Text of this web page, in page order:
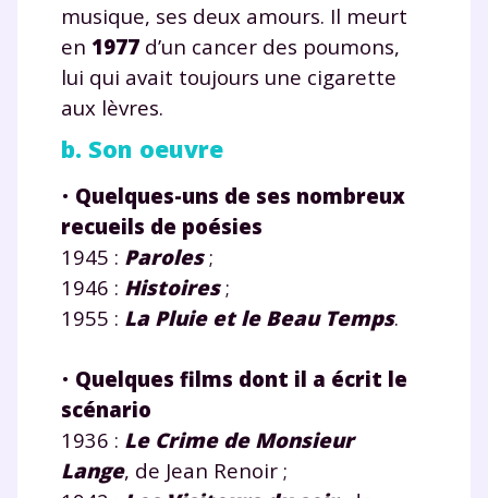
musique, ses deux amours. Il meurt
en 1977 d’un cancer des poumons,
lui qui avait toujours une cigarette
aux lèvres.
b. Son oeuvre
• Quelques-uns de ses nombreux
recueils de poésies
1945 : Paroles;
1946 : Histoires;
1955 : La Pluie et le Beau Temps.
• Quelques films dont il a écrit le
scénario
1936 : Le Crime de Monsieur
Lange, de Jean Renoir ;